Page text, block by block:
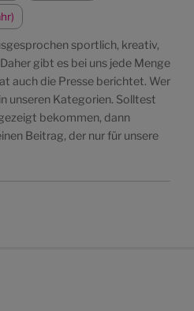
sportlich, kreativ,
gibt es bei uns jede Menge
auch die Presse berichtet. Wer
unseren Kategorien. Solltest
bekommen, dann
Beitrag, der nur für unsere